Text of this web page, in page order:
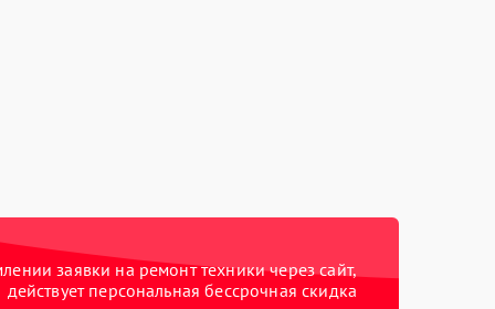
заявки на ремонт техники через сайт,
действует персональная бессрочная скидка